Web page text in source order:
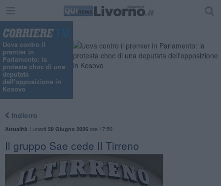
Uova contro il
premier in
Parlamento: la
protesta choc di una
deputata
dell'opposizione in
Kosovo
Indietro
Attualità Lunedì 29 Giugno 2026ore 17:50
Il gruppo Sae cede Il Tirreno